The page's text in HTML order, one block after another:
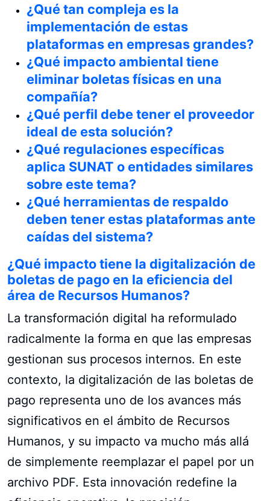
¿Qué tan compleja es la
implementación de estas
plataformas en empresas grandes?
¿Qué impacto ambiental tiene
eliminar boletas físicas en una
compañía?
¿Qué perfil debe tener el proveedor
ideal de esta solución?
¿Qué regulaciones específicas
aplica SUNAT o entidades similares
sobre este tema?
¿Qué herramientas de respaldo
deben tener estas plataformas ante
caídas del sistema?
¿Qué impacto tiene la digitalización de
boletas de pago en la eficiencia del
área de Recursos Humanos?
La transformación digital ha reformulado
radicalmente la forma en que las empresas
gestionan sus procesos internos. En este
contexto, la digitalización de las boletas de
pago representa uno de los avances más
significativos en el ámbito de Recursos
Humanos, y su impacto va mucho más allá
de simplemente reemplazar el papel por un
archivo PDF. Esta innovación redefine la